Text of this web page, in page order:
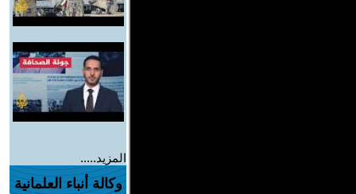
المزيد.....
وكالة أنباء العلمانية